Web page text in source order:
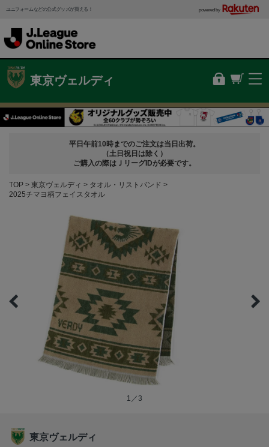
ユニフォームなどの公式グッズが買える！ powered by
東京ヴェルディ
平日午前10時までのご注文は当日出荷。
（土日祝日は除く）
ご購入の際はＪリーグIDが必要です。
TOP 東京ヴェルディ
タオル・リストバンド
2025チマヨ柄フェイスタオル
1／3
東京ヴェルディ